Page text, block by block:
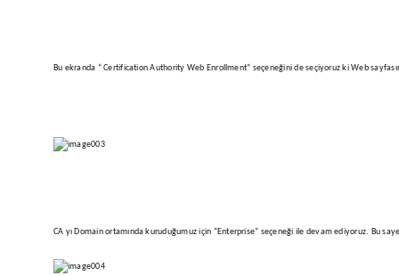
Bu ekranda “ Certification Authority Web Enrollment” seçeneğini de seçiyoruz ki Web
CA yı Domain ortamında kuruduğumuz için “Enterprise” seçeneği ile devam ediyoruz. Bu